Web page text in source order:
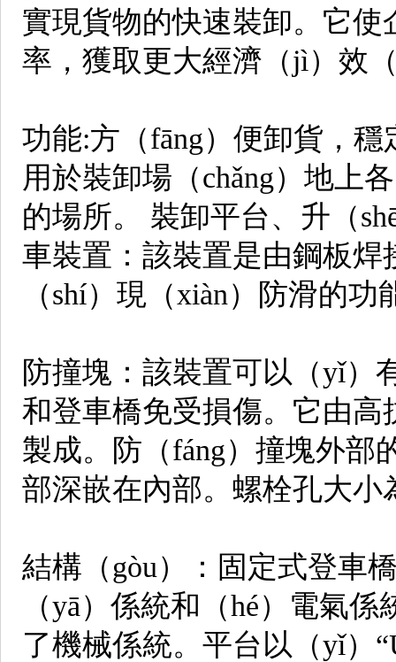
實現貨物的快速裝卸。它
率，獲取更大經濟（jì）效
功能:方（fāng）便卸貨，
用於裝卸場（chǎng）地上
的場所。 裝卸平台、升（
車裝置：該裝置是由鋼板
（shí）現（xiàn）防滑的
防撞塊：該裝置可以（yǐ）
和登車橋免受損傷。它由
製成。防（fáng）撞塊外部
部深嵌在內部。螺栓孔大
結構（gòu）：固定式登車
（yā）係統和（hé）電氣
了機械係統。平台以（yǐ）